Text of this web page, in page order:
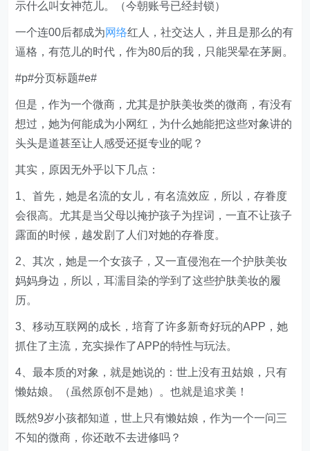
示什么叫女神范儿。（今朝账号已经封锁）
一个连00后都成为网络红人，社交达人，并且是那么的有
逼格，有范儿的时代，作为80后的我，只能哭晕在茅厕。
#p#分页标题#e#
但是，作为一个微商，尤其是护肤美妆类的微商，有没有
想过，她为何能成为小网红，为什么她能把这些对象讲的
头头是道甚至让人感受还挺专业的呢？
其实，原因无外乎以下几点：
1、首先，她是名流的女儿，有名流效应，所以，存眷度
会很高。尤其是当父母以掩护孩子为捏词，一直不让孩子
露面的时候，越发剧了人们对她的存眷度。
2、其次，她是一个女孩子，又一直侵泡在一个护肤美妆
妈妈身边，所以，耳濡目染的学到了这些护肤美妆的履
历。
3、移动互联网的成长，培育了许多新奇好玩的APP，她
抓住了主流，充实操作了APP的特性与玩法。
4、最本质的对象，就是她说的：世上没有丑姑娘，只有
懒姑娘。（虽然原创不是她）。也就是追求美！
既然9岁小孩都知道，世上只有懒姑娘，作为一个一问三
不知的微商，你还敢不去进修吗？